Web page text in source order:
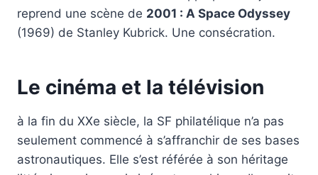
reprend une scène de 2001 : A Space Odyssey
(1969) de Stanley Kubrick. Une consécration.
Le cinéma et la télévision
à la fin du XXe siècle, la SF philatélique n’a pas
seulement commencé à s’affranchir de ses bases
astronautiques. Elle s’est référée à son héritage